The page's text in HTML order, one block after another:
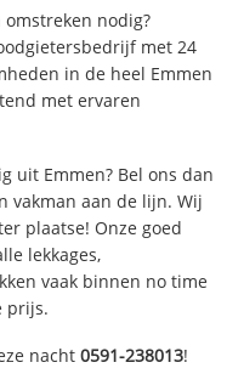
nodig?
met 24
in de heel Emmen
met ervaren
uit Emmen? Bel ons dan
vakman aan de lijn. Wij
plaatse! Onze goed
lekkages,
vaak binnen no time
prijs.
nacht0591-238013!